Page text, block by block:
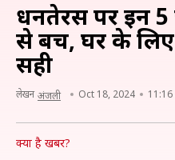
धनतेरस पर इन 5
से बचें, घर के लिए
सही
लेखन अंजली Oct 18, 2024 11:16
क्या है खबर?